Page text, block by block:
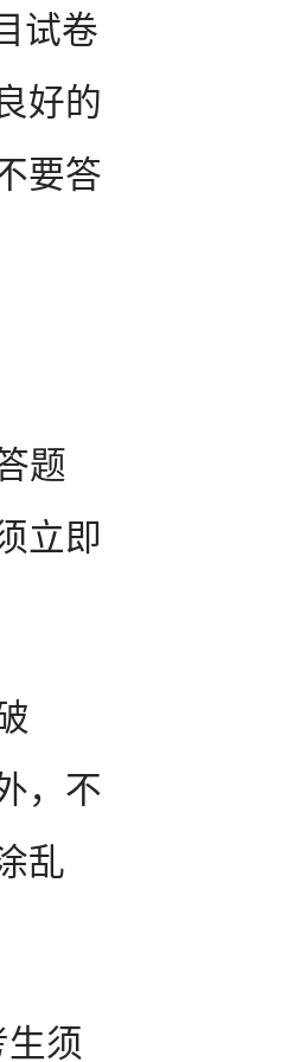
试卷
好的
要答
题
立即
，不
乱
须